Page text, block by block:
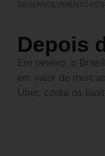
DESENVOLVIMENTO
Depois
Em janeiro, o
em valor de
Uber, conta os